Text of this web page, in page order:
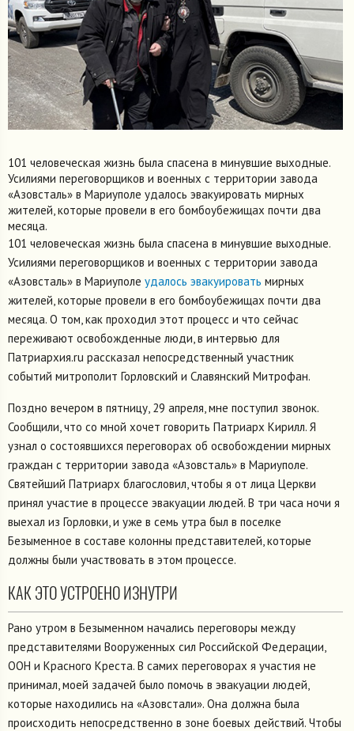
101 человеческая жизнь была спасена в минувшие выходные.
Усилиями переговорщиков и военных с территории завода
«Азовсталь» в Мариуполе удалось эвакуировать мирных
жителей, которые провели в его бомбоубежищах почти два
месяца.
101 человеческая жизнь была спасена в минувшие выходные.
Усилиями переговорщиков и военных с территории завода
«Азовсталь» в Мариуполе удалось эвакуировать мирных
жителей, которые провели в его бомбоубежищах почти два
месяца. О том, как проходил этот процесс и что сейчас
переживают освобожденные люди, в интервью для
Патриархия.ru рассказал непосредственный участник
событий митрополит Горловский и Славянский Митрофан.
Поздно вечером в пятницу, 29 апреля, мне поступил звонок.
Сообщили, что со мной хочет говорить Патриарх Кирилл. Я
узнал о состоявшихся переговорах об освобождении мирных
граждан с территории завода «Азовсталь» в Мариуполе.
Святейший Патриарх благословил, чтобы я от лица Церкви
принял участие в процессе эвакуации людей. В три часа ночи я
выехал из Горловки, и уже в семь утра был в поселке
Безыменное в составе колонны представителей, которые
должны были участвовать в этом процессе.
КАК ЭТО УСТРОЕНО ИЗНУТРИ
Рано утром в Безыменном начались переговоры между
представителями Вооруженных сил Российской Федерации,
ООН и Красного Креста. В самих переговорах я участия не
принимал, моей задачей было помочь в эвакуации людей,
которые находились на «Азовстали». Она должна была
происходить непосредственно в зоне боевых действий. Чтобы